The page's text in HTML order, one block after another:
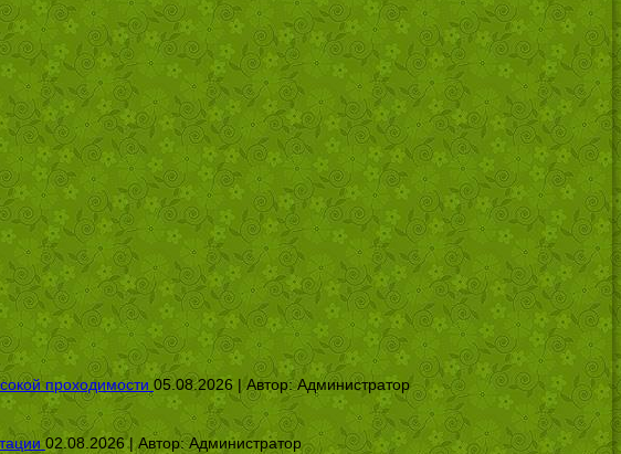
проходимости 05.08.2026 | Автор:Администратор
02.08.2026 | Автор:Администратор